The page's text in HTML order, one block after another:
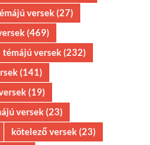
versek(27)
(469)
témájú versek(232)
(141)
(19)
versek(23)
kötelező versek(23)